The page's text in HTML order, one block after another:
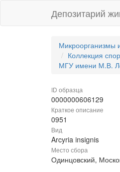
Депозитарий
Микроорганизмы
Коллекция
МГУ имени М.В.
ID образца
0000000606129
Краткое описание
0951
Вид
Arcyria insignis
Место сбора
Одинцовский,